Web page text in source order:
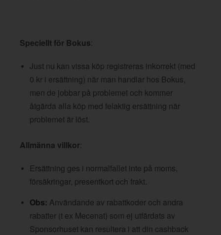
Speciellt för Bokus:
Just nu kan vissa köp registreras inkorrekt (med
0 kr i ersättning) när man handlar hos Bokus,
men de jobbar på problemet och kommer
åtgärda alla köp med felaktig ersättning när
problemet är löst.
Allmänna villkor:
Ersättning ges i normalfallet inte på moms,
försäkringar, presentkort och frakt.
Obs: Användande av rabattkoder och andra
rabatter (t ex Mecenat) som ej utfärdats av
Sponsorhuset kan resultera i att din cashback